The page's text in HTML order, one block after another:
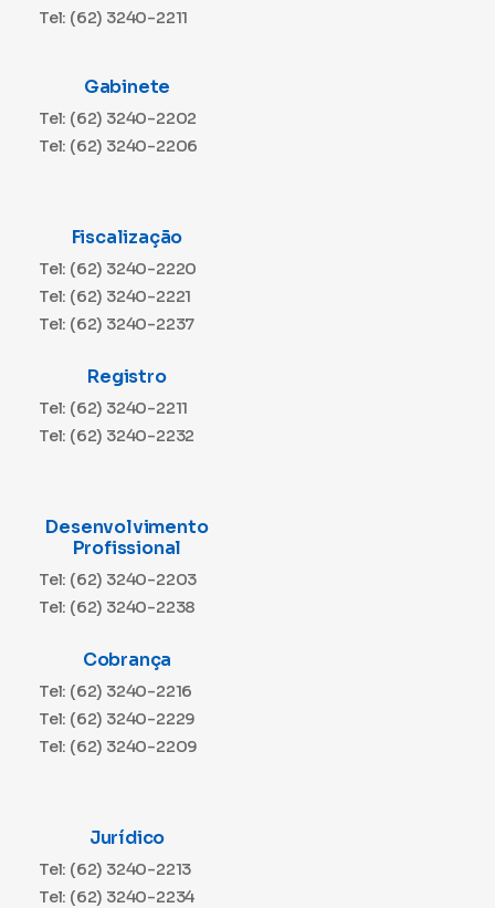
Tel: (62) 3240-2211
Gabinete
Tel: (62) 3240-2202
Tel: (62) 3240-2206
Fiscalização
Tel: (62) 3240-2220
Tel: (62) 3240-2221
Tel: (62) 3240-2237
Registro
Tel: (62) 3240-2211
Tel: (62) 3240-2232
Desenvolvimento
Profissional
Tel: (62) 3240-2203
Tel: (62) 3240-2238
Cobrança
Tel: (62) 3240-2216
Tel: (62) 3240-2229
Tel: (62) 3240-2209
Jurídico
Tel: (62) 3240-2213
Tel: (62) 3240-2234